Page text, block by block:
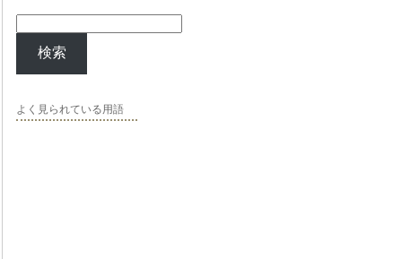
検索
よく見られている用語